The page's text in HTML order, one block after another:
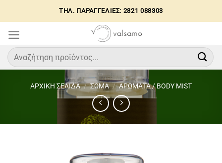
στο
περιεχόμενο
ΤΗΛ. ΠΑΡΑΓΓΕΛΙΕΣ: 2821 088303
Αναζήτηση
για:
ΑΡΧΙΚΉ ΣΕΛΊΔΑ / ΣΩΜΑ / ΑΡΩΜΑΤΑ / BODY MIST